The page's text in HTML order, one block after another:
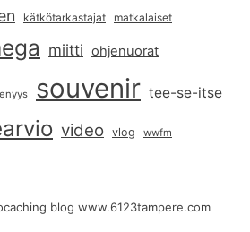
kätkötarkastajat matkalaiset
miitti ohjenuorat
souvenir tee-se-itse
video vlog wwfm
blog www.6123tampere.com